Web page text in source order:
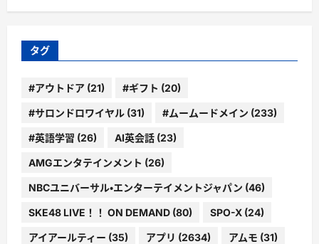
ゴ
ー
タグ
#アウトドア (21) #ギフト (20)
#サロンドロワイヤル (31) #ムームードメイン (233)
#英語学習 (26) AI英会話 (23)
AMGエンタテインメント (26)
NBCユニバーサル・エンターテイメントジャパン (46)
SKE48 LIVE！！ ON DEMAND (80) SPO-X (24)
アイアールティー (35) アプリ (2634) アムモ (31)